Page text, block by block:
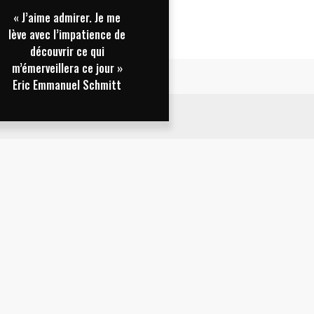
« J’aime admirer. Je me
lève avec l’impatience de
découvrir ce qui
m’émerveillera ce jour »
Eric Emmanuel Schmitt